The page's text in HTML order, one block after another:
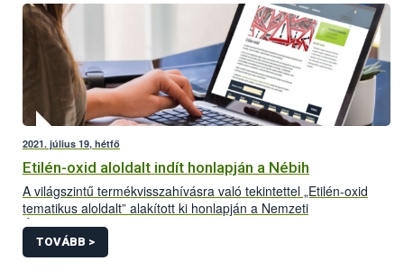
2021. július 19, hétfő
Etilén-oxid aloldalt indít honlapján a Nébih
A világszintű termékvisszahívásra való tekintettel „Etilén-oxid
tematikus aloldalt” alakított ki honlapján a Nemzeti
Élelmiszerlánc-biztonsági Hivatal (Nébih). A folyamatosan
frissülő felületre azok a Magyarországon forgalomba hozott
termékek kerülnek, amelyek bizonyítottan etilén-oxiddal
TOVÁBB >